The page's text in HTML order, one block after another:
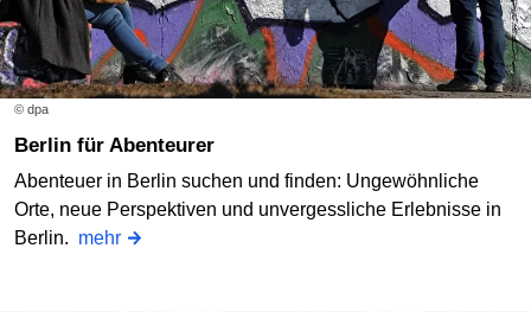
© dpa
Berlin für Abenteurer
Abenteuer in Berlin suchen und finden: Ungewöhnliche
Orte, neue Perspektiven und unvergessliche Erlebnisse in
Berlin. mehr